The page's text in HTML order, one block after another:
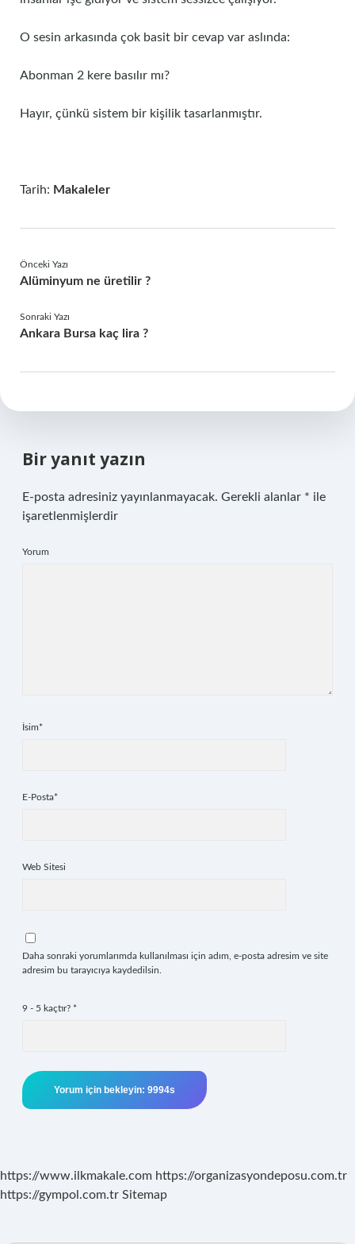
O sesin arkasında çok basit bir cevap var aslında:
Abonman 2 kere basılır mı?
Hayır, çünkü sistem bir kişilik tasarlanmıştır.
Tarih: Makaleler
Önceki Yazı
Alüminyum ne üretilir ?
Sonraki Yazı
Ankara Bursa kaç lira ?
Bir yanıt yazın
E-posta adresiniz yayınlanmayacak. Gerekli alanlar * ile
işaretlenmişlerdir
Yorum
İsim*
E-Posta*
Web Sitesi
Daha sonraki yorumlarımda kullanılması için adım, e-posta adresim ve site
adresim bu tarayıcıya kaydedilsin.
9 - 5 kaçtır? *
https://www.ilkmakale.com https://organizasyondeposu.com.tr
https://gympol.com.tr Sitemap